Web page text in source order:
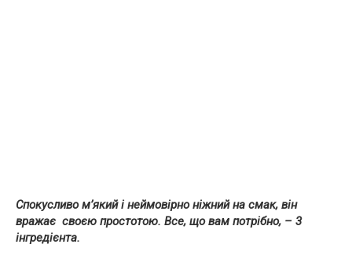
Спокусливо м’який і неймовірно ніжний на смак, він
вражає своєю простотою. Все, що вам потрібно, – 3
інгредієнта.